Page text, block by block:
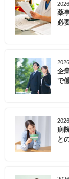
薬
必
企
で
病
と